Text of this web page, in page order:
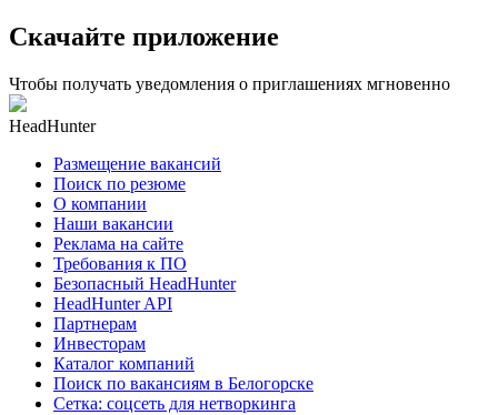
Скачайте приложение
Чтобы получать уведомления о приглашениях мгновенно
HeadHunter
Размещение вакансий
Поиск по резюме
О компании
Наши вакансии
Реклама на сайте
Требования к ПО
Безопасный HeadHunter
HeadHunter API
Партнерам
Инвесторам
Каталог компаний
Поиск по вакансиям в Белогорске
Сетка: соцсеть для нетворкинга